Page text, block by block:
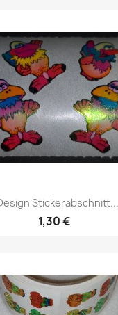
Stickerabschnitt...
1,30 €